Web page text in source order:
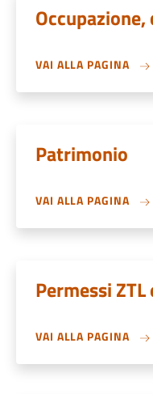
VAI ALLA PAGINA
Patrimonio
VAI ALLA PAGINA
Permessi
VAI ALLA PAGINA